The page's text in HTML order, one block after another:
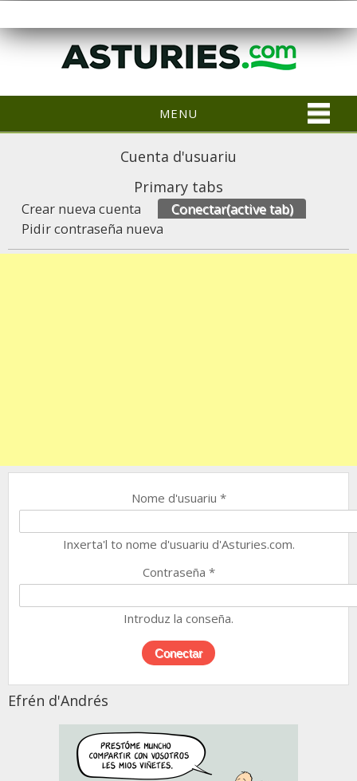
MENU
Cuenta d'usuariu
Primary tabs
Crear nueva cuenta Conectar(active tab)
Pidir contraseña nueva
Nome d'usuariu *
Inxerta'l to nome d'usuariu d'Asturies.com.
Contraseña *
Introduz la conseña.
Efrén d'Andrés